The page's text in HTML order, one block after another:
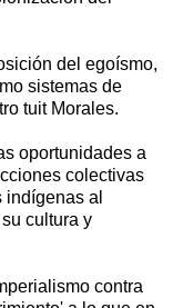
del egoísmo,
sistemas de
tuit Morales.
oportunidades a
colectivas
al
cultura y
contra